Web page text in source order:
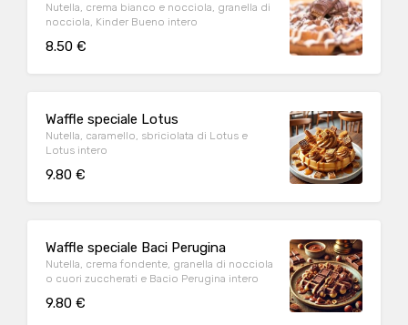
Nutella, crema bianco e nocciola, granella di
nocciola, Kinder Bueno intero
8.50 €
Waffle speciale Lotus
Nutella, caramello, sbriciolata di Lotus e
Lotus intero
9.80 €
Waffle speciale Baci Perugina
Nutella, crema fondente, granella di nocciola
o cuori zuccherati e Bacio Perugina intero
9.80 €